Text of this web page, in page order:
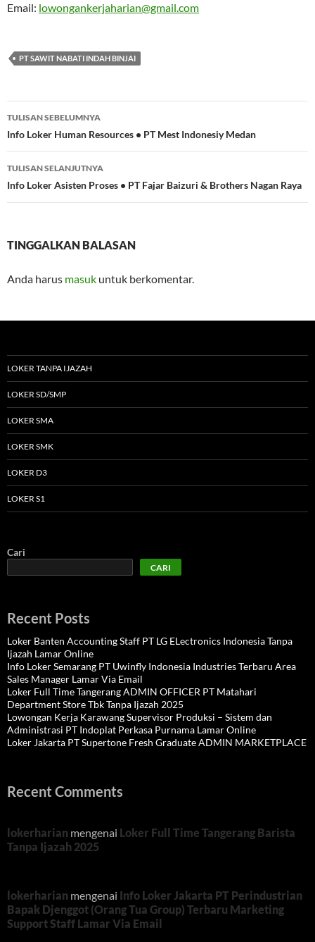
Email: lowongankerjaharian@gmail.com
PT SAWIT NABATI INDAH BINJAI
Navigasi
Tulisan
TULISAN SEBELUMNYA
Info Loker Human Resources • PT Mest Indonesiy Medan
TULISAN SELANJUTNYA
Info Loker Asisten Proses • PT Fajar Baizuri & Brothers Nagan Raya
TINGGALKAN BALASAN
Anda harus masuk untuk berkomentar.
LOKER TANPA IJAZAH
LOKER SD/SMP
LOKER SMA
LOKER SMK
LOKER D3
LOKER S1
Cari
CARI
Recent Posts
Loker Banten Accounting Staff PT LG ELectronics Indonesia Tanpa
Ijazah Lamar Online
Info Loker Semarang PT Uwinfly Indonesia Industries Terbaru Area
Sales Manager Lamar Via Email
Loker Full Time Tangerang ADMIN OFFICER PT Matahari
Department Store Tbk Tanpa Ijazah 2025
Lowongan Kerja Karawang Supervisor Produksi – Sistem dan
Administrasi PT Indoplat Perkasa Purnama Lamar Online
Loker Jakarta PT Supertone Fresh Graduate ADMIN MARKETPLACE
Recent Comments
lokerharian mengenai Loker Full Time Tangerang Barista
Tanpa Ijazah 2025
lokerharian mengenai Info Loker Jakarta PT Perindustrian
Bapak Djenggot (Orang Tua Group) Terbaru Marketing
Support Staff Lamar Via Email